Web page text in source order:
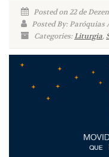
Posted on 22 de
Posted By: Paróquias
Categories:Liturgia,